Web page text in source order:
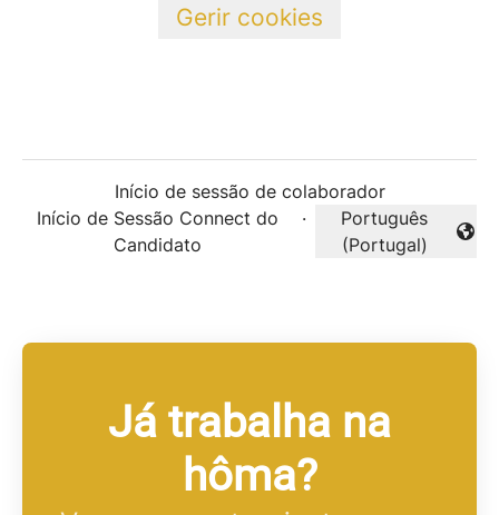
Gerir cookies
Início de sessão de colaborador
Início de Sessão Connect do
Candidato
·
Alterar idioma
Português
(Portugal)
Já trabalha na
hôma?